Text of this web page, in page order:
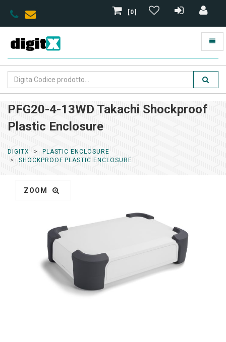
[0]
PFG20-4-13WD Takachi Shockproof
Plastic Enclosure
DIGITX
PLASTIC ENCLOSURE
SHOCKPROOF PLASTIC ENCLOSURE
ZOOM